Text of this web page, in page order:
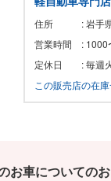
住所
: 岩手
営業時間
: 1000
定休日
: 毎週
この販売店の在
お車についての